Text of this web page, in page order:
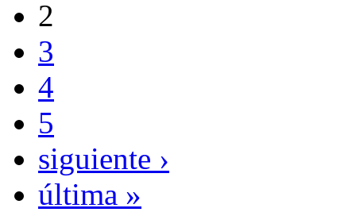
2
3
4
5
siguiente ›
última »